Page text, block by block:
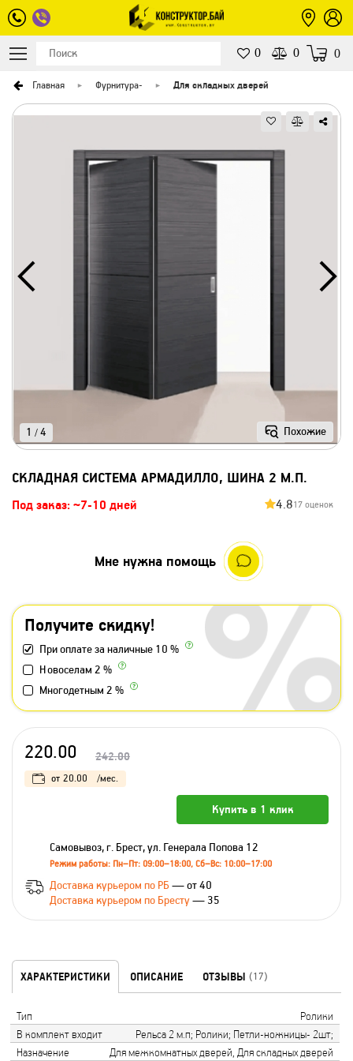
0 0 0
Главная Фурнитура- Для складных дверей
Похожие
1 / 4
СКЛАДНАЯ СИСТЕМА АРМАДИЛЛО, ШИНА 2 М.П.
Под заказ: ~7-10 дней 4.817 оценок
Получите скидку!
При оплате за наличные 10 %
Новоселам 2 %
Многодетным 2 %
Мне нужна помощь
220.00 242.00
от 20.00 /мес.
Купить в 1 клик
Самовывоз, г. Брест, ул. Генерала Попова 12
Режим работы: Пн–Пт: 09:00–18:00, Сб–Вс: 10:00–17:00
Доставка курьером по РБ — от 40
Доставка курьером по Бресту— 35
ХАРАКТЕРИСТИКИ ОПИСАНИЕ ОТЗЫВЫ (17)
Тип
Ролики
В комплект входит
Рельса 2 м.п; Ролики; Петли-ножницы- 2шт;
Назначение
Для межкомнатных дверей, Для складных дверей